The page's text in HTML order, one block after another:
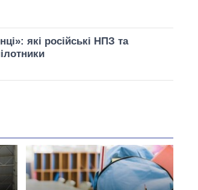
які російські НПЗ та